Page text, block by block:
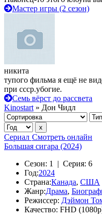
Мастер игры (2 сезон)
никита
тупого фильма я ещё не
при ссср.убогие.
Семь вёрст до рассвета
Kinostart » Дон Чидл
Сериал Смотреть онлайн
Большая сигара (2024)
Сезон: 1 | Серия: 6
Год:2024
Страна:Канада, США
Жанр:Драма,
Режиссер: Дэймон
Качество: FHD